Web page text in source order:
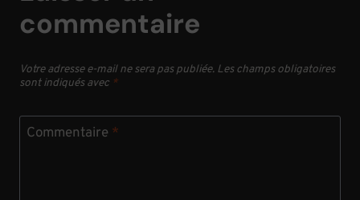
commentaire
Votre adresse e-mail ne sera pas publiée. Les champs obligatoires
sont indiqués avec *
Commentaire *